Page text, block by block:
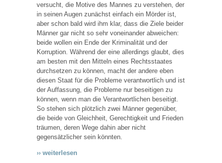
versucht, die Motive des Mannes zu verstehen, der
in seinen Augen zunächst einfach ein Mörder ist,
aber schon bald wird ihm klar, dass die Ziele beider
Männer gar nicht so sehr voneinander abweichen:
beide wollen ein Ende der Kriminalität und der
Korruption. Während der eine allerdings glaubt, dies
am besten mit den Mitteln eines Rechtsstaates
durchsetzen zu können, macht der andere eben
diesen Staat für die Probleme verantwortlich und ist
der Auffassung, die Probleme nur beseitigen zu
können, wenn man die Verantwortlichen beseitigt.
So stehen sich plötzlich zwei Männer gegenüber,
die beide von Gleichheit, Gerechtigkeit und Frieden
träumen, deren Wege dahin aber nicht
gegensätzlicher sein könnten.
›› weiterlesen